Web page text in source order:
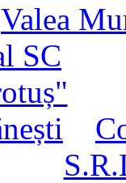
Valea